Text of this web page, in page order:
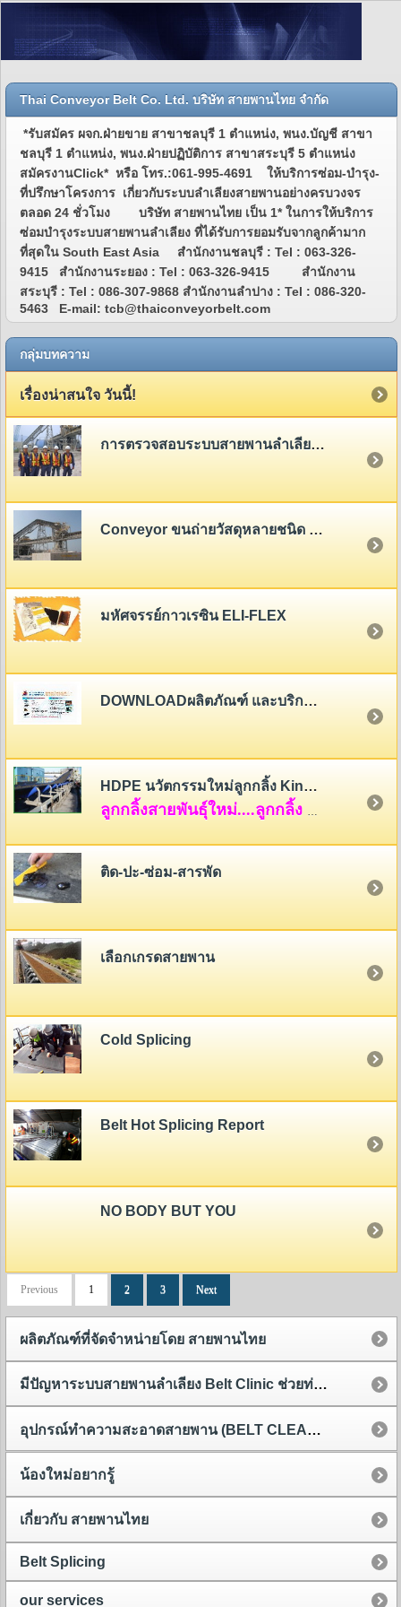
Thai Conveyor Belt Co. Ltd. บริษัท สายพานไทย จำกัด
*รับสมัคร ผจก.ฝ่ายขาย สาขาชลบุรี 1 ตำแหน่ง, พนง.บัญชี สาขา
ชลบุรี 1 ตำแหน่ง, พนง.ฝ่ายปฏิบัติการ สาขาสระบุรี 5 ตำแหน่ง
สมัครงานClick* หรือ โทร.:061-995-4691 ให้บริการซ่อม-บำรุง-
ที่ปรึกษาโครงการ เกี่ยวกับระบบลำเลียงสายพานอย่างครบวงจร
ตลอด 24 ชั่วโมง บริษัท สายพานไทย เป็น 1* ในการให้บริการ
ซ่อมบำรุงระบบสายพานลำเลียง ที่ได้รับการยอมรับจากลูกค้ามาก
ที่สุดใน South East Asia สำนักงานชลบุรี : Tel : 063-326-
9415 สำนักงานระยอง : Tel : 063-326-9415 สำนักงาน
สระบุรี : Tel : 086-307-9868 สำนักงานลำปาง : Tel : 086-320-
5463 E-mail: tcb@thaiconveyorbelt.com
กลุ่มบทความ
เรื่องน่าสนใจ วันนี้!
การตรวจสอบระบบสายพานลำเลียง (Belt Conveyor System Inspection)
Conveyor ขนถ่ายวัสดุหลายชนิด - หลายขนาด
มหัศจรรย์กาวเรซิน ELI-FLEX
DOWNLOADผลิตภัณฑ์ และบริการของสายพานไทย
HDPE นวัตกรรมใหม่ลูกกลิ้ง King Roller (HDPE Rollers Innovation)
ลูกกลิ้งสายพันธุ์ใหม่....ลูกกลิ้ง HDPE
ติด-ปะ-ซ่อม-สารพัด
เลือกเกรดสายพาน
Cold Splicing
Belt Hot Splicing Report
NO BODY BUT YOU
Previous 1 2 3 Next
ผลิตภัณฑ์ที่จัดจำหน่ายโดย สายพานไทย
มีปัญหาระบบสายพานลำเลียง Belt Clinic ช่วยท่านได้
อุปกรณ์ทำความสะอาดสายพาน (BELT CLEANER)
น้องใหม่อยากรู้
เกี่ยวกับ สายพานไทย
Belt Splicing
our services